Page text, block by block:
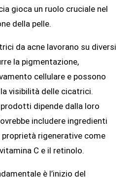
gioca un ruolo cruciale nel
della pelle.
da acne lavorano su diversi
la pigmentazione,
cellulare e possono
visibilità delle cicatrici.
dipende dalla loro
includere ingredienti
rigenerative come
C e il retinolo.
è l’inizio del